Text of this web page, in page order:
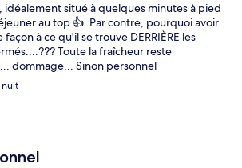
idéalement situé à quelques minutes à pied
au top 👍. Par contre, pourquoi avoir
à ce qu'il se trouve DERRIÈRE les
Toute la fraîcheur reste
dommage... Sinon personnel
nuit